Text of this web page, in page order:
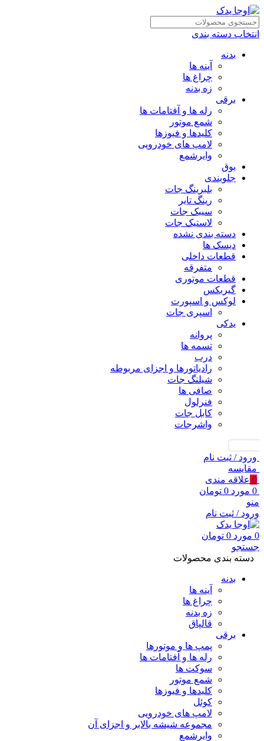
انتخاب دسته بندی
بدنه
آینه ها
چراغ ها
زه بدنه
برقی
رله ها و آفتامات ها
شمع موتور
کلیدها و فیوزها
لامپ های خودرویی
وایرشمع
بوق
جلوبندی
بلبرینگ جات
رینگ تایر
سیبک جات
لاستیک جات
دسته بندی نشده
دیسک ها
قطعات داخلی
متفرقه
قطعات موتوری
گیربکس
لوکس و اسپورت
اسپری جات
یدکی
پروانه
تسمه ها
درب
رادیاتورها و اجزای مربوطه
شیلنگ جات
صافی ها
فنرلول
کابل جات
واشرجات
ورود / ثبت نام
مقايسه
0 علاقه مندی
0 مورد 0 تومان
منو
ورود / ثبت نام
0 مورد 0 تومان
جستجو
دسته بندی محصولات
بدنه
آینه ها
چراغ ها
زه بدنه
قالپاق
برقی
پمپ ها و موتورها
رله ها و آفتامات ها
سوکت ها
شمع موتور
کلیدها و فیوزها
کوئل
لامپ های خودرویی
مجموعه شیشه بالابر و اجزای آن
وایرشمع